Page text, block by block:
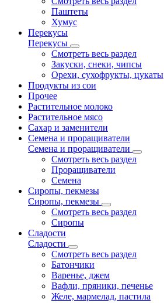
Паштеты
Хумус
Перекусы
Перекусы
Смотреть весь раздел
Закуски, снеки, чипсы
Орехи, сухофрукты, цукаты
Продукты из сои
Прочее
Растительное молоко
Растительное мясо
Сахар и заменители
Семена и проращиватели
Семена и проращиватели
Смотреть весь раздел
Проращиватели
Семена
Сиропы, пекмезы
Сиропы, пекмезы
Смотреть весь раздел
Сиропы
Сладости
Сладости
Смотреть весь раздел
Батончики
Варенье, джем
Вафли, пряники, печенье
Желе, мармелад, пастила